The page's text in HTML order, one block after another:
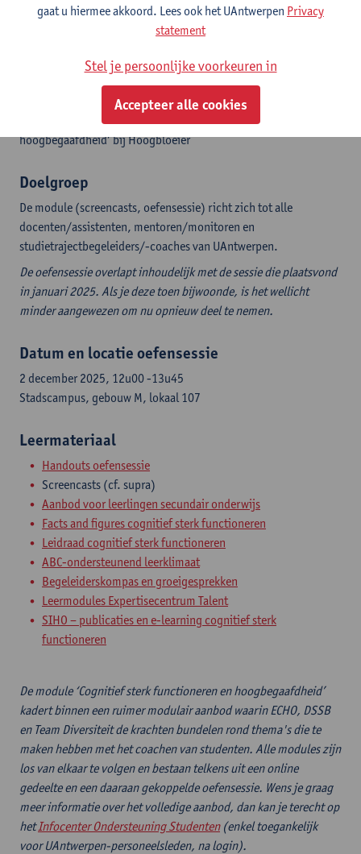
Prof. Dr. Anne Van de Vijver| Hoogleraar & Decaan Faculteit
Rechten UAntwerpen, ECHA-specialist in gifted education
studentenpsychologen DSSB, UAntwerpen
| Praktijkassistente Revalidatiewetenschappen en
Kinesitherapie UAntwerpen, oud-deelnemer opleiding ‘expert
hoogbegaafdheid’ bij Hoogbloeier
Doelgroep
De module (screencasts, oefensessie) richt zich tot alle
docenten/assistenten, mentoren/monitoren en
studietrajectbegeleiders/-coaches van UAntwerpen.
De oefensessie overlapt inhoudelijk met de sessie die plaatsvond
in januari 2025. Als je deze toen bijwoonde, is het wellicht
minder aangewezen om nu opnieuw deel te nemen.
Datum en locatie oefensessie
2 december 2025, 12u00 -13u45
Stadscampus, gebouw M, lokaal 107
Leermateriaal
Handouts oefensessie
Screencasts (cf. supra)
Aanbod voor leerlingen secundair onderwijs
Facts and figures cognitief sterk functioneren
Leidraad cognitief sterk functioneren
ABC-ondersteunend leerklimaat
Begeleiderskompas en groeigesprekken
Leermodules Expertisecentrum Talent
SIHO – publicaties en e-learning cognitief sterk
functioneren
De module ‘Cognitief sterk functioneren en hoogbegaafdheid’
kadert binnen een ruimer modulair aanbod waarin ECHO, DSSB
en Team Diversiteit de krachten bundelen rond thema's die te
maken hebben met het coachen van studenten. Alle modules zijn
los van elkaar te volgen en bestaan telkens uit een online
gedeelte en een daaraan gekoppelde oefensessie. Wens je graag
meer informatie over het volledige aanbod, dan kan je terecht op
hetInfocenter Ondersteuning Studenten(enkel toegankelijk
voor UAntwerpen-personeelsleden, na login).
gaat u hiermee akkoord. Lees ook het UAntwerpen Privacy
statement
Stel je persoonlijke voorkeuren in
Accepteer alle cookies